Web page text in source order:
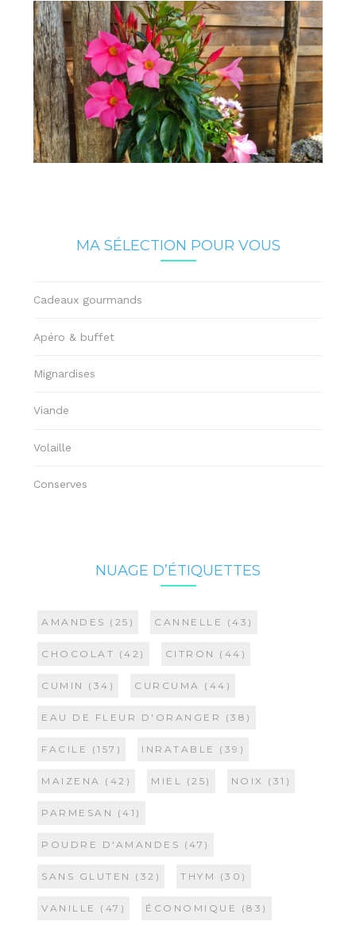
MA SÉLECTION POUR VOUS
Cadeaux gourmands
Apéro & buffet
Mignardises
Viande
Volaille
Conserves
NUAGE D’ÉTIQUETTES
AMANDES (25) CANNELLE (43)
CHOCOLAT (42) CITRON (44)
CUMIN (34) CURCUMA (44)
EAU DE FLEUR D'ORANGER (38)
FACILE (157) INRATABLE (39)
MAIZENA (42) MIEL (25) NOIX (31)
PARMESAN (41)
POUDRE D'AMANDES (47)
SANS GLUTEN (32) THYM (30)
VANILLE (47) ÉCONOMIQUE (83)